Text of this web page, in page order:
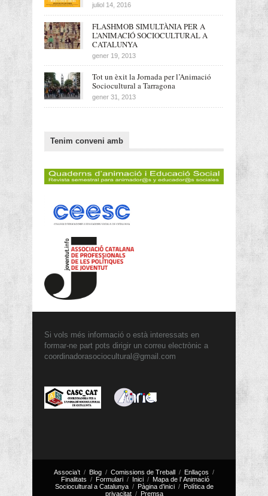
juliol 14, 2016
FLASHMOB SIMULTÀNIA PER A
L’ANIMACIÓ SOCIOCULTURAL A
CATALUNYA
gener 19, 2013
Tot un èxit la Jornada per l’Animació
Sociocultural a Tarragona
gener 31, 2013
Tenim conveni amb
Si vols més informació o està interessats en
formar-ne part pots dirigir un correu electrònic a
coordinadorasociocultural@gmail.com
Associa’t Blog Comissions de Treball
Enllaços
Finalitats
Formulari Inici
Mapa de l’ Animació
Sociocultural a Catalunya
Pàgina d’inici
Política de
privacitat
Premsa